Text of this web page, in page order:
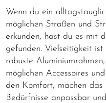
Wenn du ein
möglichen Straßen und
erkunden, hast du es mit
gefunden. Vielseitigkeit
robuste
möglichen Accessoires
den Komfort, machen das
Bedürfnisse anpassbar